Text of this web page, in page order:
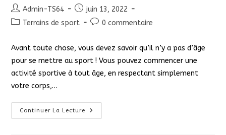
Auteur/autrice
de
Admin-TS64
Publication
publiée :
juin 13, 2022
PostTerrains de sport
Commentaires
0 commentaire
Avant toute chose, vous devez savoir qu’il n’y a pas d’âge
pour se mettre au sport ! Vous pouvez commencer une
activité sportive à tout âge, en respectant simplement
votre corps,…
Continuer La Lecture
Acheter
Un